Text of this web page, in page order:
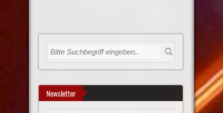
Newsletter